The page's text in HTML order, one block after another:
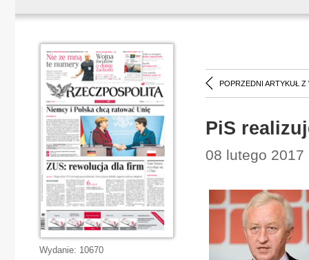
POPRZEDNI ARTYKUŁ Z
PiS
08 lutego
Wydanie: 10670